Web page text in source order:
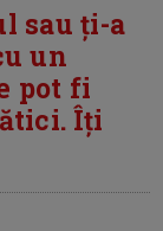
sau ți-a
un
pot fi
Îți